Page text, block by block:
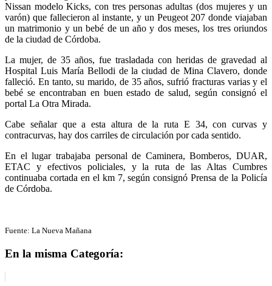
Nissan modelo Kicks, con tres personas adultas (dos mujeres y un
varón) que fallecieron al instante, y un Peugeot 207 donde viajaban
un matrimonio y un bebé de un año y dos meses, los tres oriundos
de la ciudad de Córdoba.
La mujer, de 35 años, fue trasladada con heridas de gravedad al
Hospital Luis María Bellodi de la ciudad de Mina Clavero, donde
falleció. En tanto, su marido, de 35 años, sufrió fracturas varias y el
bebé se encontraban en buen estado de salud, según consignó el
portal La Otra Mirada.
Cabe señalar que a esta altura de la ruta E 34, con curvas y
contracurvas, hay dos carriles de circulación por cada sentido.
En el lugar trabajaba personal de Caminera, Bomberos, DUAR,
ETAC y efectivos policiales, y la ruta de las Altas Cumbres
continuaba cortada en el km 7, según consignó Prensa de la Policía
de Córdoba.
Fuente: La Nueva Mañana
En la misma Categoría: